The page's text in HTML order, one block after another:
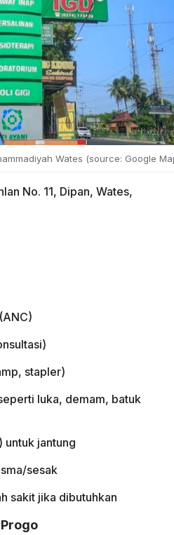
Wates (source: Google
No. 11, Dipan, Wates,
stapler)
luka, demam, batuk
untuk jantung
sesak
sakit jika dibutuhkan